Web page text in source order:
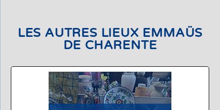
LES AUTRES LIEUX EMMAÜS
DE CHARENTE